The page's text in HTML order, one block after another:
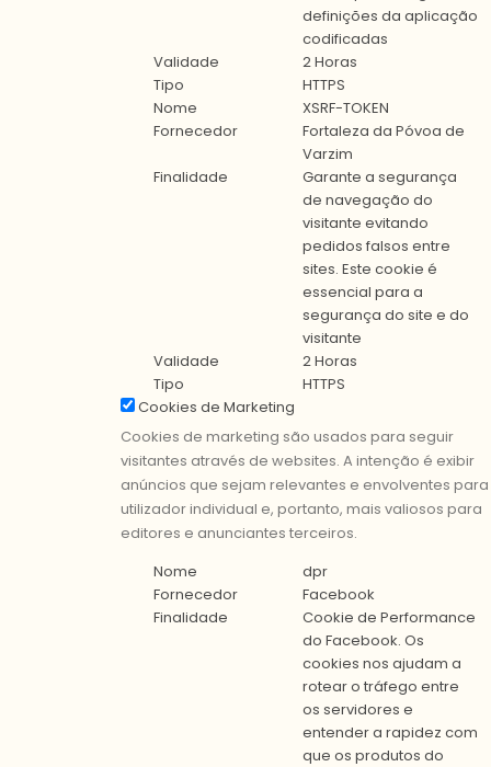
definições da aplicação
codificadas
Validade
2 Horas
Tipo
HTTPS
Nome
XSRF-TOKEN
Fornecedor
Fortaleza da Póvoa de
Varzim
Finalidade
Garante a segurança
de navegação do
visitante evitando
pedidos falsos entre
sites. Este cookie é
essencial para a
segurança do site e do
visitante
Validade
2 Horas
Tipo
HTTPS
Cookies de Marketing
Cookies de marketing são usados para seguir
visitantes através de websites. A intenção é exibir
anúncios que sejam relevantes e envolventes
utilizador individual e, portanto, mais valiosos para
editores e anunciantes terceiros.
Nome
dpr
Fornecedor
Facebook
Finalidade
Cookie de Performance
do Facebook. Os
cookies nos ajudam a
rotear o tráfego entre
os servidores e
entender a rapidez com
que os produtos do